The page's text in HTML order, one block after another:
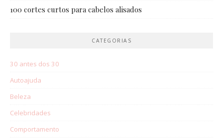
100 cortes curtos para cabelos alisados
CATEGORIAS
30 antes dos 30
Autoajuda
Beleza
Celebridades
Comportamento